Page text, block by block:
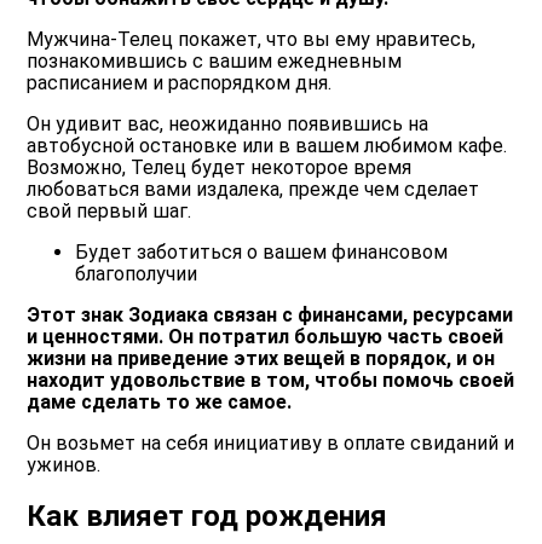
Мужчина-Телец покажет, что вы ему нравитесь,
познакомившись с вашим ежедневным
расписанием и распорядком дня.
Он удивит вас, неожиданно появившись на
автобусной остановке или в вашем любимом кафе.
Возможно, Телец будет некоторое время
любоваться вами издалека, прежде чем сделает
свой первый шаг.
Будет заботиться о вашем финансовом
благополучии
Этот знак Зодиака связан с финансами, ресурсами
и ценностями. Он потратил большую часть своей
жизни на приведение этих вещей в порядок, и он
находит удовольствие в том, чтобы помочь своей
даме сделать то же самое.
Он возьмет на себя инициативу в оплате свиданий и
ужинов.
Как влияет год рождения